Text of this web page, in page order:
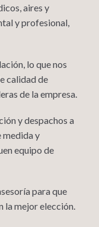
aires y
y profesional,
lo que nos
calidad de
de la empresa.
y despachos a
medida y
equipo de
para que
la mejor elección.